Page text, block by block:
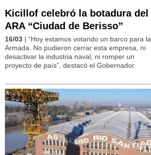
Kicillof celebró la botadura del
ARA “Ciudad de Berisso”
16/03 | “Hoy estamos votando un barco para la
Armada. No pudieron cerrar esta empresa, ni
desactivar la industria naval, ni romper un
proyecto de país”, destacó el Gobernador.